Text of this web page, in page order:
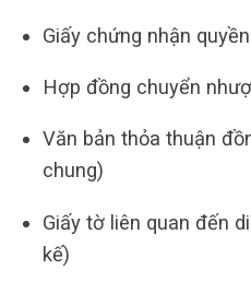
Giấy chứng nhận
Hợp đồng chuyển
Văn bản thỏa thuận
chung)
Giấy tờ liên quan đến
kế)